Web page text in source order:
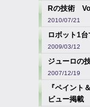
Rの技術
2010/07/21
ロボット1
2009/03/12
ジューロの
2007/12/19
『ペイント
ビュー掲載